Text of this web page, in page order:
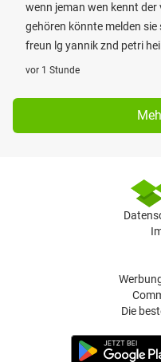
wenn jeman wen kennt
gehören könnte melden
freun lg yannik znd petri hei
vor 1 Stunde
Die